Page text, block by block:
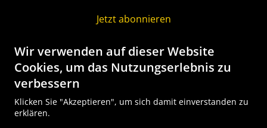
Jetzt abonnieren
Gutschein
Geschenk Gutscheine bestellen
Wir verwenden auf dieser Website
Cookies, um das Nutzungserlebnis zu
verbessern
Klicken Sie "Akzeptieren", um sich damit einverstanden zu
erklären.